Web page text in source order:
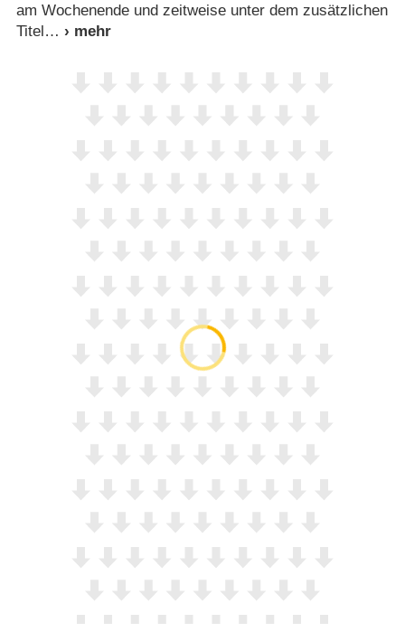
am Wochenende und zeitweise unter dem zusätzlichen
Titel